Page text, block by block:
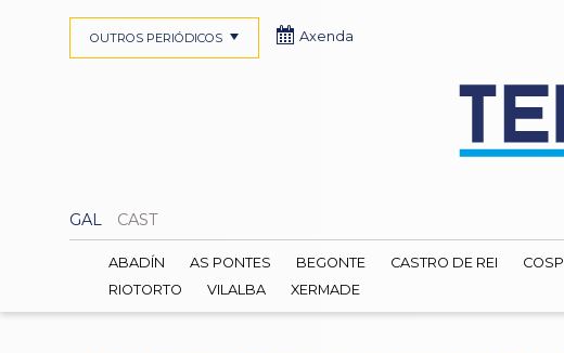
GAL CAST
OUTROS PERIÓDICOS Axenda
ABADÍN AS PONTES BEGONTE CASTRO DE REI
RIOTORTO
VILALBA XERMADE